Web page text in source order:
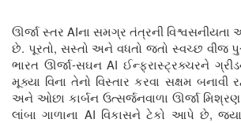
ઊર્જા સ્તર AIના સમગ્ર તંત્રની વિશ્વસનીયતા
છે. પૂરતો, સસ્તો અને વધતો જતો સ્વચ્છ વીજ
ભારત ઊર્જા-સઘનAIઈન્ફ્રાસ્ટ્રક્ચરને
મૂક્યા વિના તેનો વિસ્તાર કરવા સક્ષમ બનાવી
અને ઓછા કાર્બન ઉત્સર્જનવાળા ઊર્જા
લાંબા ગાળાના AI વિકાસને ટેકો આપે છે,